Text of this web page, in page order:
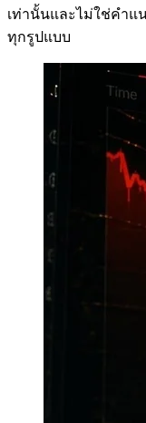
เท่านั้นและไม่ใช่คำแ
ทุกรูปแบบ